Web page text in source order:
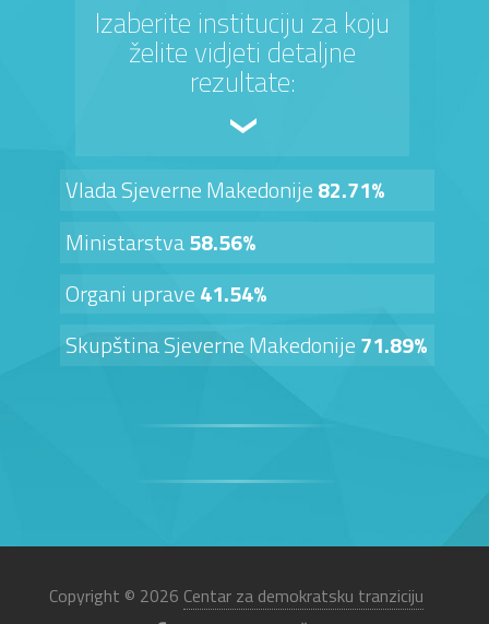
Izaberite instituciju za koju
želite vidjeti detaljne
rezultate:
Vlada Sjeverne Makedonije82.71%
Ministarstva58.56%
Organi uprave41.54%
Skupština Sjeverne Makedonije71.89%
Copyright © 2026 Centar za demokratsku tranziciju